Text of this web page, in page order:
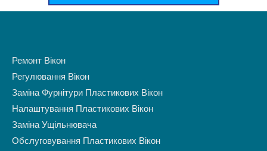
Ремонт Вікон
Регулювання Вікон
Заміна Фурнітури Пластикових Вікон
Налаштування Пластикових Вікон
Заміна Ущільнювача
Обслуговування Пластикових Вікон